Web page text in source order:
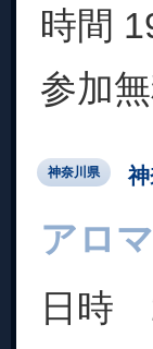
時間
参加
神奈川県
アロ
日時